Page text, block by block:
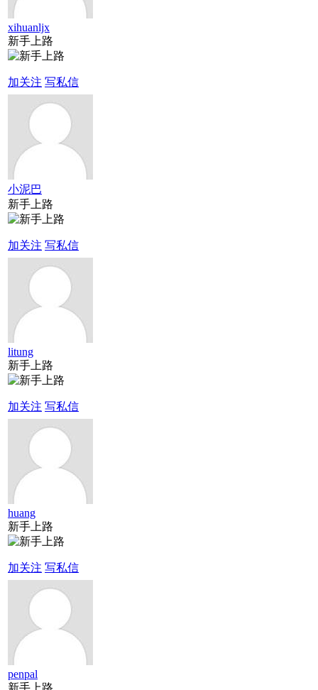
xihuanljx
新手上路
加关注 写私信
小泥巴
新手上路
加关注 写私信
litung
新手上路
加关注 写私信
huang
新手上路
加关注 写私信
penpal
新手上路